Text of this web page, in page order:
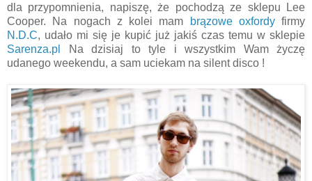
dla przypomnienia, napiszę, że pochodzą ze sklepu Lee
Cooper. Na nogach z kolei mam
brązowe oxfordyfirmy
N.D.C, udało mi się je kupić już jakiś czas temu w sklepie
Sarenza.pl
Na dzisiaj to tyle i wszystkim Wam życzę
udanego weekendu, a sam uciekam na silent disco !